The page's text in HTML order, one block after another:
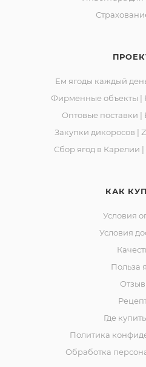
Ем ягоды каждый
Фирменные объекты |
Оптовые поставки |
Закупки дикоросов |
Сбор ягод в Карелии |
КАК
Условия
Условия
Польза
Где
Политика
Обработка